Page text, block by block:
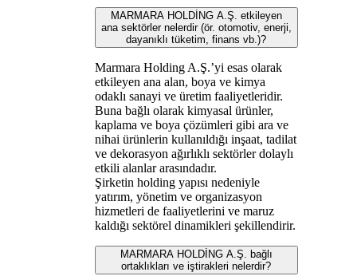
MARMARA HOLDİNG A.Ş. etkileyen
ana sektörler nelerdir (ör. otomotiv, enerji,
dayanıklı tüketim, finans vb.)?
Marmara Holding A.Ş.’yi esas olarak
etkileyen ana alan, boya ve kimya
odaklı sanayi ve üretim faaliyetleridir.
Buna bağlı olarak kimyasal ürünler,
kaplama ve boya çözümleri gibi ara ve
nihai ürünlerin kullanıldığı inşaat, tadilat
ve dekorasyon ağırlıklı sektörler dolaylı
etkili alanlar arasındadır.
Şirketin holding yapısı nedeniyle
yatırım, yönetim ve organizasyon
hizmetleri de faaliyetlerini ve maruz
kaldığı sektörel dinamikleri şekillendirir.
MARMARA HOLDİNG A.Ş. bağlı
ortaklıkları ve iştirakleri nelerdir?